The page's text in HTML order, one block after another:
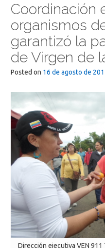
Coordinación
organismos
garantizó la
de Virgen de
Posted on 16 de agosto de
Dirección ejecutiva VEN